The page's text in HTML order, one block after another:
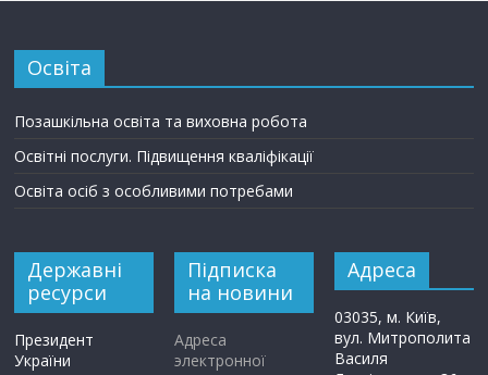
Освіта
Позашкільна освіта та виховна робота
Освітні послуги. Підвищення кваліфікації
Освіта осіб з особливими потребами
Державні
ресурси
Президент
України
Підписка
на новини
Адреса
электронної
Адреса
03035, м. Київ,
вул. Митрополита
Василя